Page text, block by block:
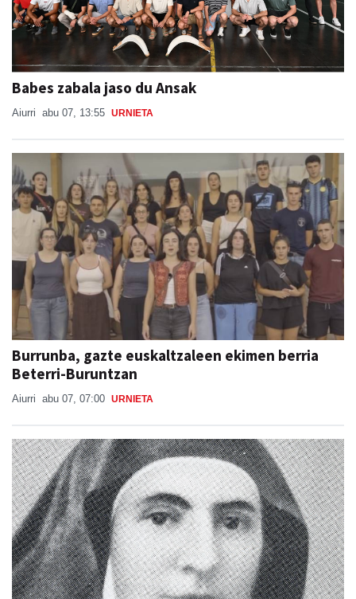
Babes zabala jaso du Ansak
Aiurri abu 07, 13:55 URNIETA
Burrunba, gazte euskaltzaleen ekimen berria
Beterri-Buruntzan
Aiurri abu 07, 07:00 URNIETA